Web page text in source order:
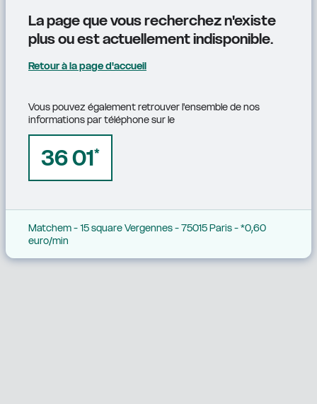
La page que vous recherchez n'existe
plus ou est actuellement indisponible.
Retour à la page d'accueil
Vous pouvez également retrouver l'ensemble de nos
informations par téléphone sur le
36 01*
Matchem - 15 square Vergennes - 75015 Paris - *0,60
euro/min